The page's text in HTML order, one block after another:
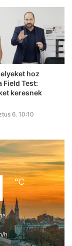
hoz
Field Test:
keresnek
6. 10:10
℃
h